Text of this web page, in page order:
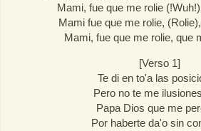
Mami, fue que me rolie
Mami fue que me rolie,
Mami, fue que me rolie, que
[Verso 1]
Te di en to'a las
Pero no te me
Papa Dios que me
Por haberte da'o sin